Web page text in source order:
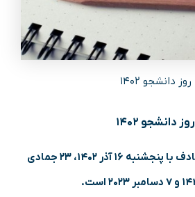
روز دانشجو ۱۴۰۲
روز دانشجو ۱۴۰۲
روز دانشجو ۱۴۰۲ مصادف با پنجشنبه ۱۶ آذر ۱۴۰۲، ۲۳ جمادی